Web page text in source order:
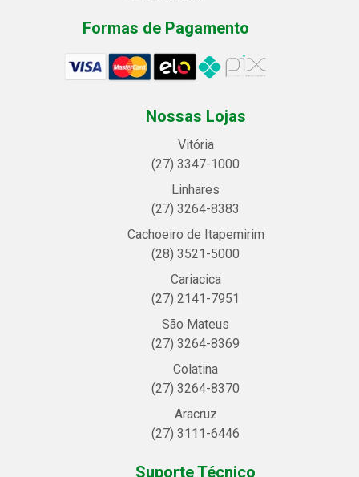
Formas de Pagamento
Nossas Lojas
Vitória
(27) 3347-1000
Linhares
(27) 3264-8383
Cachoeiro de Itapemirim
(28) 3521-5000
Cariacica
(27) 2141-7951
São Mateus
(27) 3264-8369
Colatina
(27) 3264-8370
Aracruz
(27) 3111-6446
Suporte Técnico